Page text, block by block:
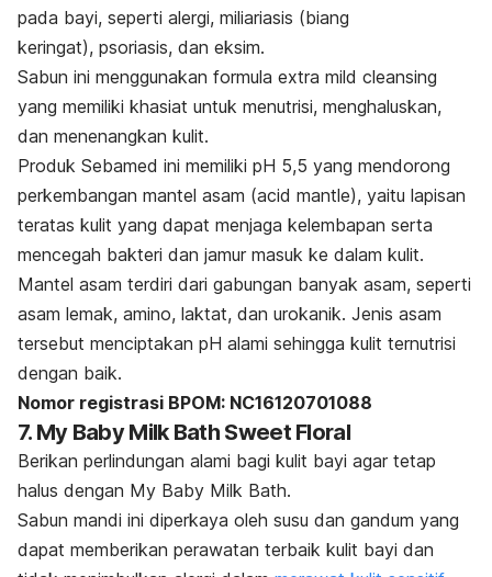
pada bayi, seperti alergi, miliariasis (biang
keringat), psoriasis, dan eksim.
Sabun ini menggunakan formula extra mild cleansing
yang memiliki khasiat untuk menutrisi, menghaluskan,
dan menenangkan kulit.
Produk Sebamed ini memiliki pH 5,5 yang mendorong
perkembangan mantel asam (acid mantle), yaitu lapisan
teratas kulit yang dapat menjaga kelembapan serta
mencegah bakteri dan jamur masuk ke dalam kulit.
Mantel asam terdiri dari gabungan banyak asam, seperti
asam lemak, amino, laktat, dan urokanik. Jenis asam
tersebut menciptakan pH alami sehingga kulit ternutrisi
dengan baik.
Nomor registrasi BPOM: NC16120701088
7. My Baby Milk Bath Sweet Floral
Berikan perlindungan alami bagi kulit bayi agar tetap
halus dengan My Baby Milk Bath.
Sabun mandi ini diperkaya oleh susu dan gandum yang
dapat memberikan perawatan terbaik kulit bayi dan